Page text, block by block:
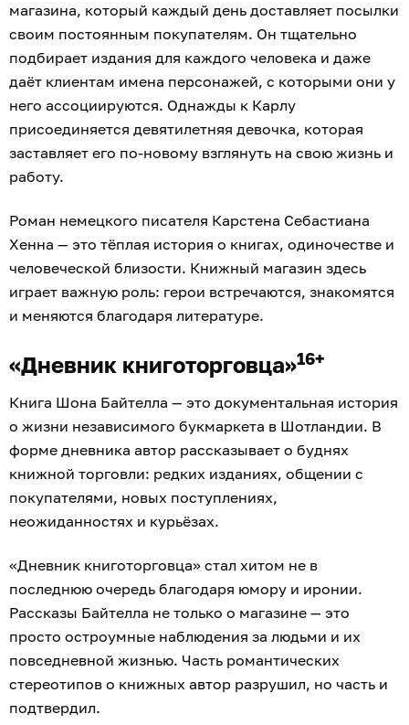
магазина, который каждый день доставляет посылки
своим постоянным покупателям. Он тщательно
подбирает издания для каждого человека и даже
даёт клиентам имена персонажей, с которыми они у
него ассоциируются. Однажды к Карлу
присоединяется девятилетняя девочка, которая
заставляет его по-новому взглянуть на свою жизнь и
работу.
Роман немецкого писателя Карстена Себастиана
Хенна — это тёплая история о книгах, одиночестве и
человеческой близости. Книжный магазин здесь
играет важную роль: герои встречаются, знакомятся
и меняются благодаря литературе.
«Дневник книготорговца»16+
Книга Шона Байтелла — это документальная история
о жизни независимого букмаркета в Шотландии. В
форме дневника автор рассказывает о буднях
книжной торговли: редких изданиях, общении с
покупателями, новых поступлениях,
неожиданностях и курьёзах.
«Дневник книготорговца» стал хитом не в
последнюю очередь благодаря юмору и иронии.
Рассказы Байтелла не только о магазине — это
просто остроумные наблюдения за людьми и их
повседневной жизнью. Часть романтических
стереотипов о книжных автор разрушил, но часть и
подтвердил.